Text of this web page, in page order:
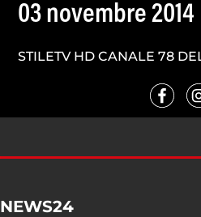
03 novembre 2014
STILETV HD CANALE 78
NEWS24